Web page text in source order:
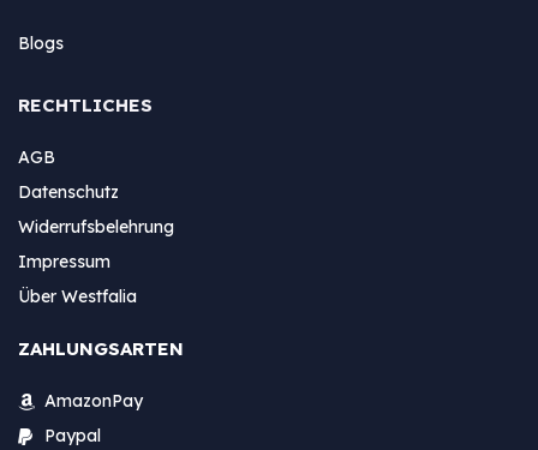
Blogs
RECHTLICHES
AGB
Datenschutz
Widerrufsbelehrung
Impressum
Über Westfalia
ZAHLUNGSARTEN
AmazonPay
Paypal